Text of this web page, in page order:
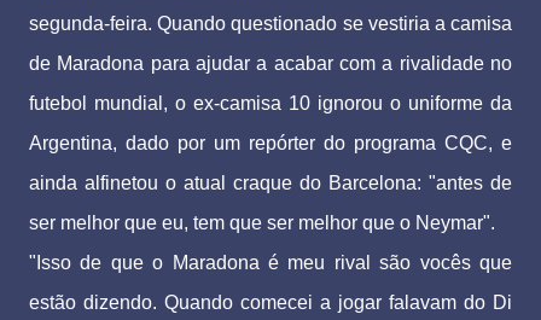
segunda-feira. Quando questionado se vestiria a camisa
de Maradona para ajudar a acabar com a rivalidade no
futebol mundial, o ex-camisa 10 ignorou o uniforme da
Argentina, dado por um repórter do programa CQC, e
ainda alfinetou o atual craque do Barcelona: "antes de
ser melhor que eu, tem que ser melhor que o Neymar".
"Isso de que o Maradona é meu rival são vocês que
estão dizendo. Quando comecei a jogar falavam do Di